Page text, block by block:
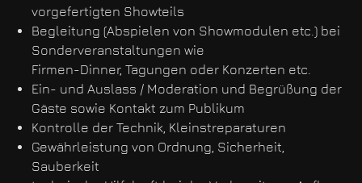
vorgefertigten Showteils
Begleitung (Abspielen von Showmodulen etc.) bei
Sonderveranstaltungen wie
Firmen-Dinner, Tagungen oder Konzerten etc.
Ein- und Auslass / Moderation und Begrüßung der
Gäste sowie Kontakt zum Publikum
Kontrolle der Technik, Kleinstreparaturen
Gewährleistung von Ordnung, Sicherheit,
Sauberkeit